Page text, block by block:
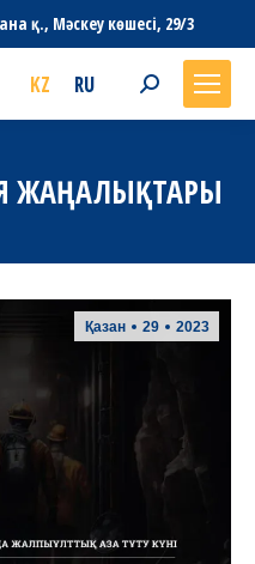
қ., Мәскеу көшесі, 29/3
KZ RU Search:
ЖАҢАЛЫҚТАРЫ
Қазан 29 2023